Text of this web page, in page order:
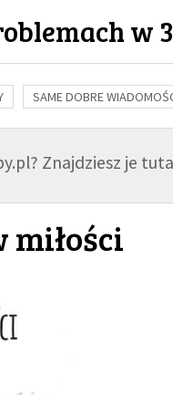
w
SAME DOBRE
NAUKA BIBLIA
Znajdziesz je
miłości